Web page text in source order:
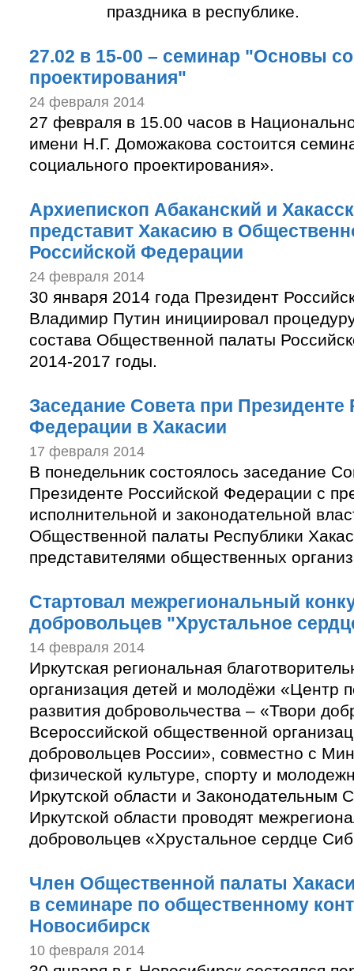
праздника в республике.
27.02 в 15-00 – семинар "Основы
проектирования"
24 февраля 2014
27 февраля в 15.00 часов в
имени Н.Г. Доможакова состоится
социального проектирования».
Архиепископ Абаканский и
представит Хакасию в
Российской Федерации
24 февраля 2014
30 января 2014 года Президент
Владимир Путин инициировал
состава Общественной палаты
2014-2017 годы.
Заседание Совета при Президенте
Федерации в Хакасии
17 февраля 2014
В понедельник состоялось заседание
Президенте Российской Федерации с
исполнительной и законодательной
Общественной палаты Республики
представителями общественных
Стартовал межрегиональный
добровольцев "Хрустальное
14 февраля 2014
Иркутская региональная
организация детей и молодёжи «Центр
развития добровольчества – «Твори
Всероссийской общественной
добровольцев России», совместно с
физической культуре, спорту и
Иркутской области и Законодательным
Иркутской области проводят
добровольцев «Хрустальное сердце
Член Общественной палаты
в семинаре по общественному
Новосибирск
10 февраля 2014